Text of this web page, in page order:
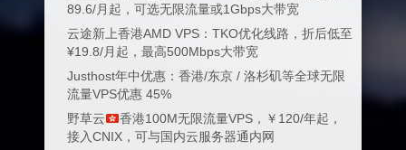
89.6/月起，可选无限流量或1Gbps大带宽
云途新上香港AMD VPS：TKO优化线路，折后低至
¥19.8/月起，最高500Mbps大带宽
Justhost年中优惠：香港/东京 / 洛杉矶等全球无限
流量VPS优惠 45%
野草云
香港100M无限流量VPS，￥120/年起，
接入CNIX，可与国内云服务器通内网